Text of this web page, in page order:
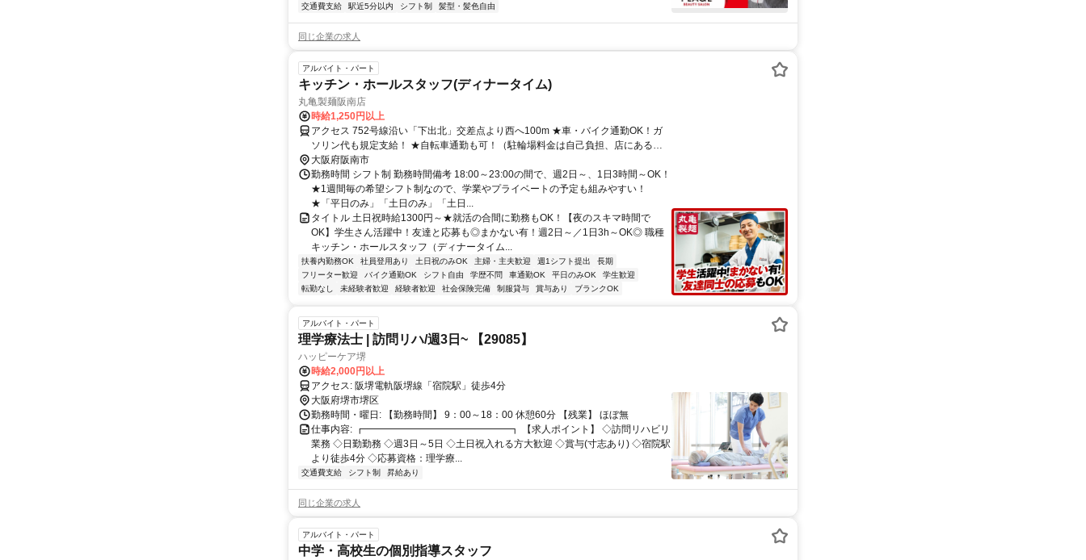
交通費支給 駅近5分以内 シフト制 髪型・髪色自由
同じ企業の求人
アルバイト・パート
キッチン・ホールスタッフ(ディナータイム)
丸亀製麺阪南店
時給1,250円以上
アクセス 752号線沿い「下出北」交差点より西へ100m ★車・バイク通勤OK！ガ
ソリン代も規定支給！ ★自転車通勤も可！（駐輪場料金は自己負担、店にある場
合は利用可）
大阪府阪南市
勤務時間 シフト制 勤務時間備考 18:00～23:00の間で、週2日～、1日3時間～OK！
★1週間毎の希望シフト制なので、学業やプライベートの予定も組みやすい！
★「平日のみ」「土日のみ」「土日...
タイトル 土日祝時給1300円～★就活の合間に勤務もOK！【夜のスキマ時間で
OK】学生さん活躍中！友達と応募も◎まかない有！週2日～／1日3h～OK◎ 職種
キッチン・ホールスタッフ（ディナータイム...
扶養内勤務OK 社員登用あり 土日祝のみOK 主婦・主夫歓迎 週1シフト提出
長期
フリーター歓迎
バイク通勤OK シフト自由 学歴不問 車通勤OK 平日のみOK
学生歓迎
転勤なし
未経験者歓迎 経験者歓迎 社会保険完備 制服貸与 賞与あり ブランクOK
アルバイト・パート
理学療法士 | 訪問リハ/週3日~ 【29085】
ハッピーケア堺
時給2,000円以上
アクセス: 阪堺電軌阪堺線「宿院駅」徒歩4分
大阪府堺市堺区
勤務時間・曜日: 【勤務時間】 9：00～18：00 休憩60分 【残業】 ほぼ無
仕事内容: ┏━━━━━━━━━━━━━━━┓ 【求人ポイント】 ◇訪問リハビリ
業務 ◇日勤勤務 ◇週3日～5日 ◇土日祝入れる方大歓迎 ◇賞与(寸志あり) ◇宿院駅
より徒歩4分 ◇応募資格：理学療...
交通費支給 シフト制 昇給あり
同じ企業の求人
アルバイト・パート
中学・高校生の個別指導スタッフ